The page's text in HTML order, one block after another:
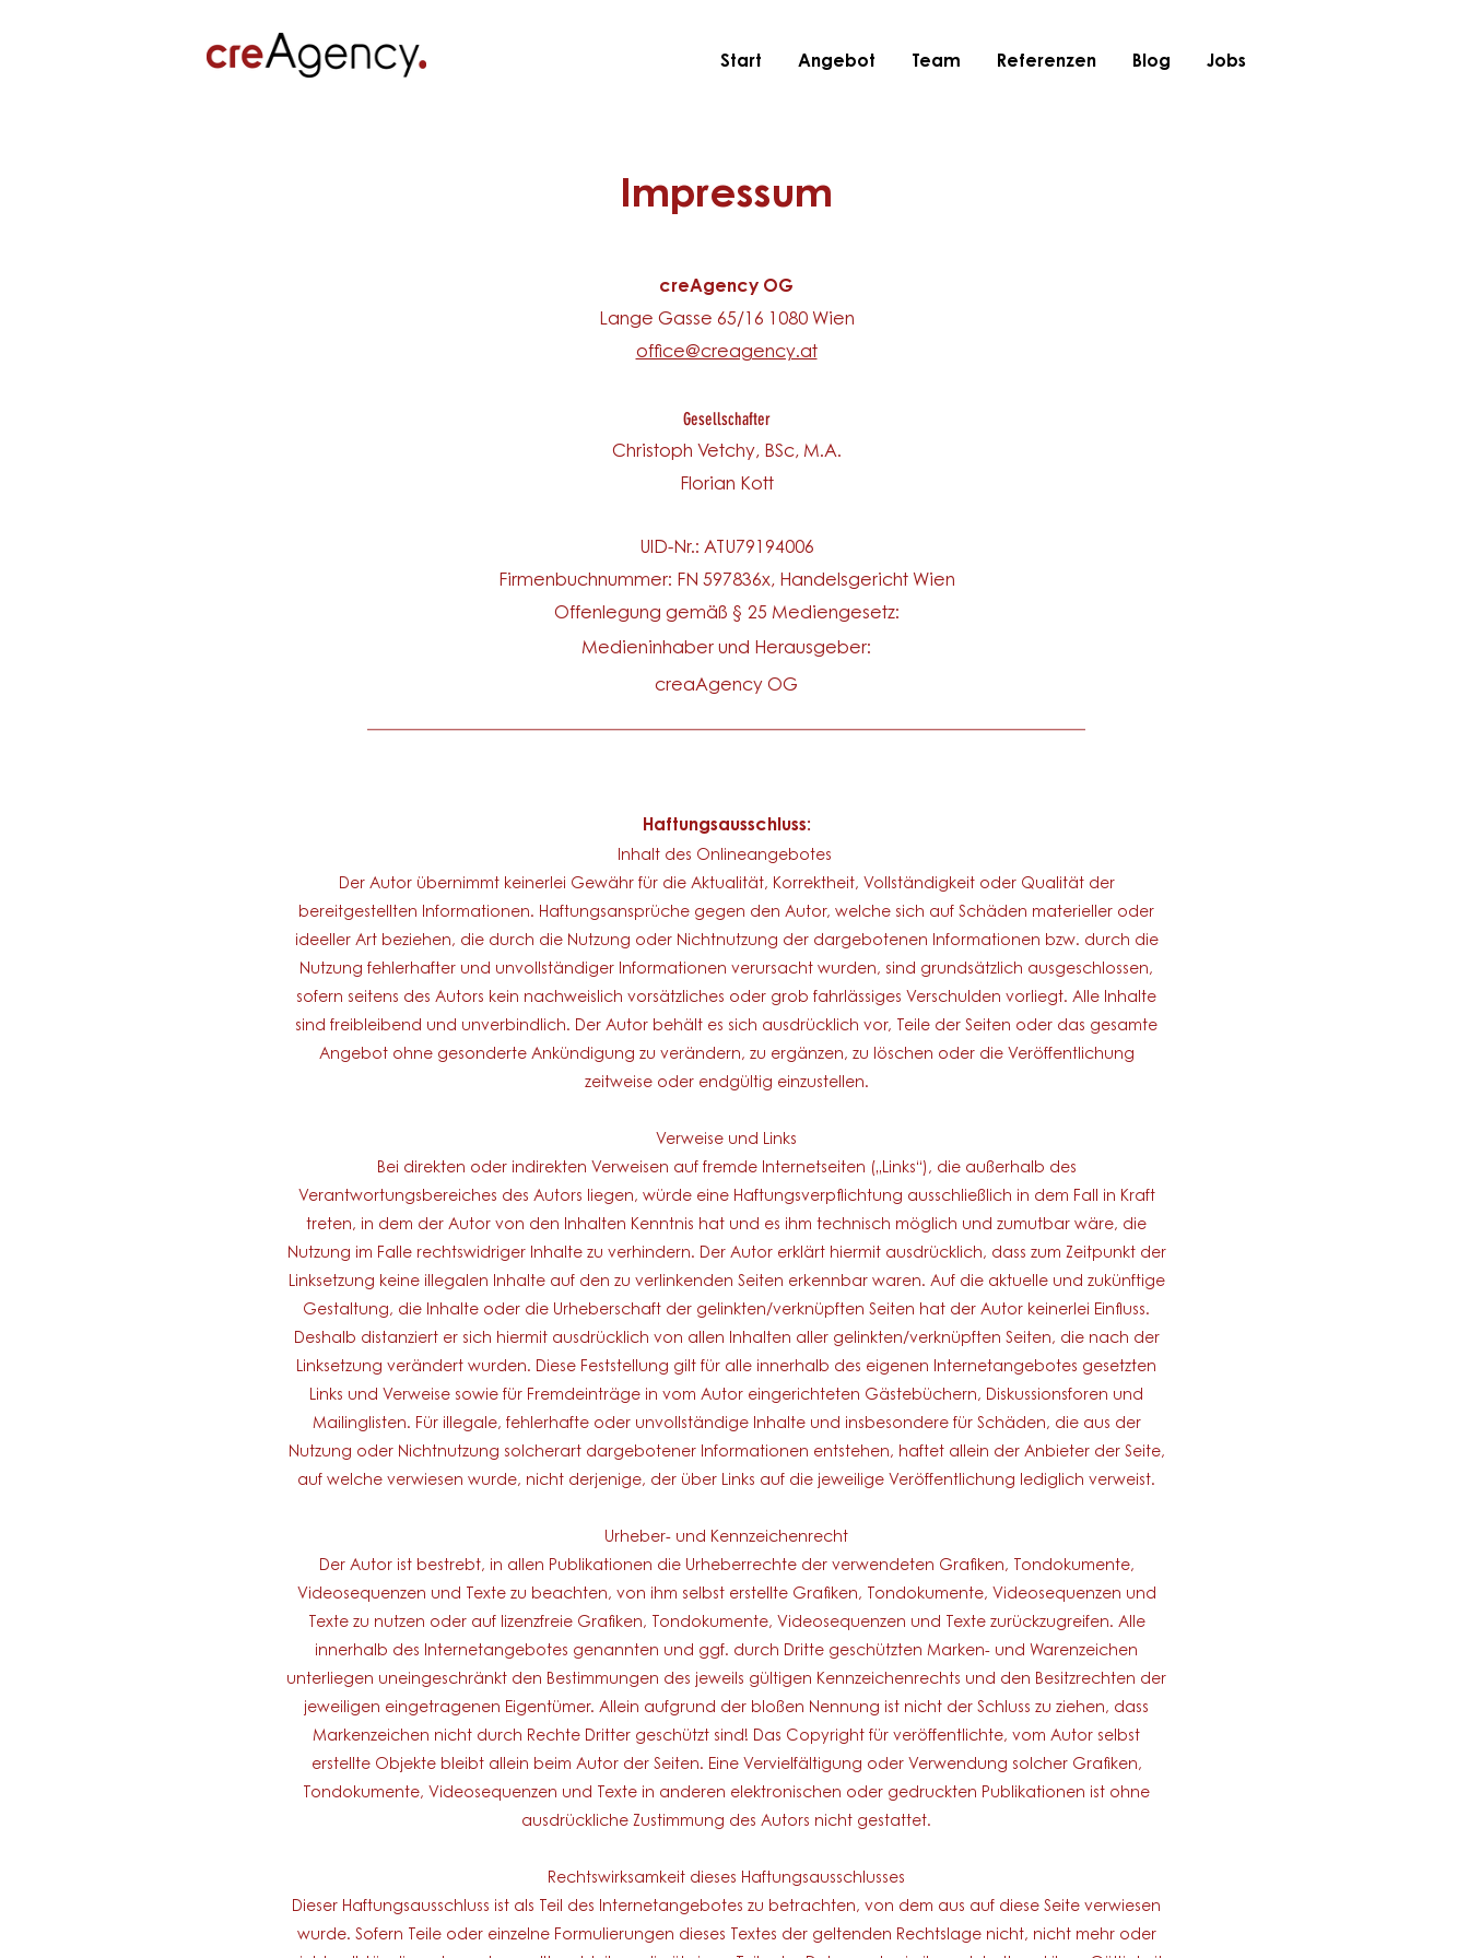
Start Angebot Team Referenzen Blog Jobs
Impressum
creAgency OG
Lange Gasse 65/16 1080 Wien
office@creagency.at
Gesellschafter
Christoph Vetchy, BSc, M.A.
Florian Kott
UID-Nr.: ATU79194006
Firmenbuchnummer: FN 597836x, Handelsgericht Wien
Offenlegung gemäß § 25 Mediengesetz:
Medieninhaber und Herausgeber:
creaAgency OG
Haftungsausschluss:
Inhalt des Onlineangebotes
Der Autor übernimmt keinerlei Gewähr für die Aktualität, Korrektheit, Vollständigkeit oder Qualität der
bereitgestellten Informationen. Haftungsansprüche gegen den Autor, welche sich auf Schäden materieller oder
ideeller Art beziehen, die durch die Nutzung oder Nichtnutzung der dargebotenen Informationen bzw. durch die
Nutzung fehlerhafter und unvollständiger Informationen verursacht wurden, sind grundsätzlich ausgeschlossen,
sofern seitens des Autors kein nachweislich vorsätzliches oder grob fahrlässiges Verschulden vorliegt. Alle Inhalte
sind freibleibend und unverbindlich. Der Autor behält es sich ausdrücklich vor, Teile der Seiten oder das gesamte
Angebot ohne gesonderte Ankündigung zu verändern, zu ergänzen, zu löschen oder die Veröffentlichung
zeitweise oder endgültig einzustellen.
Verweise und Links
Bei direkten oder indirekten Verweisen auf fremde Internetseiten („Links“), die außerhalb des
Verantwortungsbereiches des Autors liegen, würde eine Haftungsverpflichtung ausschließlich in dem Fall in Kraft
treten, in dem der Autor von den Inhalten Kenntnis hat und es ihm technisch möglich und zumutbar wäre, die
Nutzung im Falle rechtswidriger Inhalte zu verhindern. Der Autor erklärt hiermit ausdrücklich, dass zum Zeitpunkt der
Linksetzung keine illegalen Inhalte auf den zu verlinkenden Seiten erkennbar waren. Auf die aktuelle und zukünftige
Gestaltung, die Inhalte oder die Urheberschaft der gelinkten/verknüpften Seiten hat der Autor keinerlei Einfluss.
Deshalb distanziert er sich hiermit ausdrücklich von allen Inhalten aller gelinkten/verknüpften Seiten, die nach der
Linksetzung verändert wurden. Diese Feststellung gilt für alle innerhalb des eigenen Internetangebotes gesetzten
Links und Verweise sowie für Fremdeinträge in vom Autor eingerichteten Gästebüchern, Diskussionsforen und
Mailinglisten. Für illegale, fehlerhafte oder unvollständige Inhalte und insbesondere für Schäden, die aus der
Nutzung oder Nichtnutzung solcherart dargebotener Informationen entstehen, haftet allein der Anbieter der Seite,
auf welche verwiesen wurde, nicht derjenige, der über Links auf die jeweilige Veröffentlichung lediglich verweist.
Urheber- und Kennzeichenrecht
Der Autor ist bestrebt, in allen Publikationen die Urheberrechte der verwendeten Grafiken, Tondokumente,
Videosequenzen und Texte zu beachten, von ihm selbst erstellte Grafiken, Tondokumente, Videosequenzen und
Texte zu nutzen oder auf lizenzfreie Grafiken, Tondokumente, Videosequenzen und Texte zurückzugreifen. Alle
innerhalb des Internetangebotes genannten und ggf. durch Dritte geschützten Marken- und Warenzeichen
unterliegen uneingeschränkt den Bestimmungen des jeweils gültigen Kennzeichenrechts und den Besitzrechten der
jeweiligen eingetragenen Eigentümer. Allein aufgrund der bloßen Nennung ist nicht der Schluss zu ziehen, dass
Markenzeichen nicht durch Rechte Dritter geschützt sind! Das Copyright für veröffentlichte, vom Autor selbst
erstellte Objekte bleibt allein beim Autor der Seiten. Eine Vervielfältigung oder Verwendung solcher Grafiken,
Tondokumente, Videosequenzen und Texte in anderen elektronischen oder gedruckten Publikationen ist ohne
ausdrückliche Zustimmung des Autors nicht gestattet.​
Rechtswirksamkeit dieses Haftungsausschlusses
Dieser Haftungsausschluss ist als Teil des Internetangebotes zu betrachten, von dem aus auf diese Seite verwiesen
wurde. Sofern Teile oder einzelne Formulierungen dieses Textes der geltenden Rechtslage nicht, nicht mehr oder